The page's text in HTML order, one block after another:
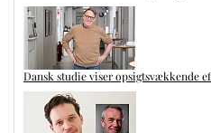
Dansk studie viser opsigtsvækkende